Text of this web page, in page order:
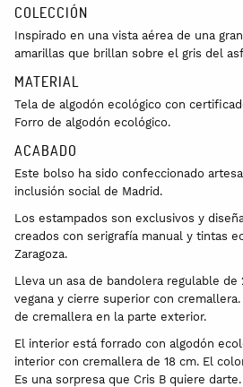
COLECCIÓN
Inspirado en una vista aérea de una
amarillas que brillan sobre el gris del
MATERIAL
Tela de algodón ecológico con
Forro de algodón ecológico.
ACABADO
Este bolso ha sido confeccionado
inclusión social de Madrid.
Los estampados son exclusivos y
creados con serigrafía manual y tintas
Zaragoza.
Lleva un asa de bandolera regulable
vegana y cierre superior con
de cremallera en la parte exterior.
El interior está forrado con algodón
interior con cremallera de 18 cm. El
Es una sorpresa que Cris B quiere darte.